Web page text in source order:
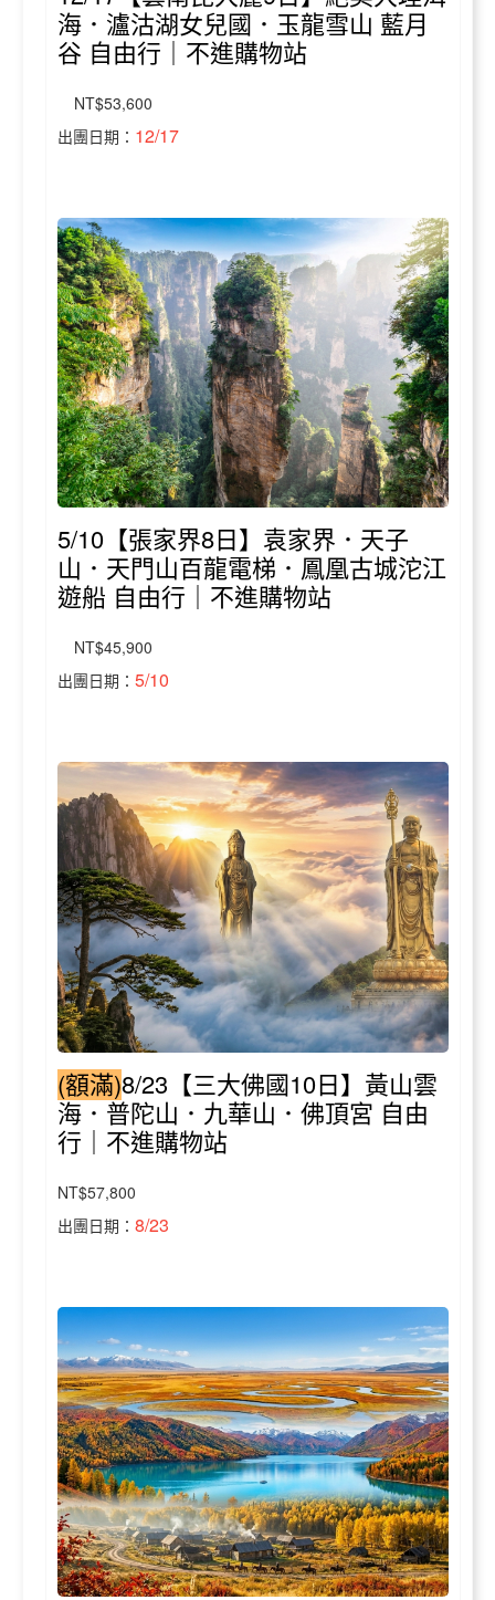
海．瀘沽湖女兒國．玉龍雪山 藍月
谷 自由行｜不進購物站
NT$53,600
出團日期： 12/17
5/10【張家界8日】袁家界．天子
山．天門山百龍電梯．鳳凰古城沱江
遊船 自由行｜不進購物站
NT$45,900
出團日期： 5/10
(額滿)8/23【三大佛國10日】黃山雲
海．普陀山．九華山．佛頂宮 自由
行｜不進購物站
NT$57,800
出團日期： 8/23